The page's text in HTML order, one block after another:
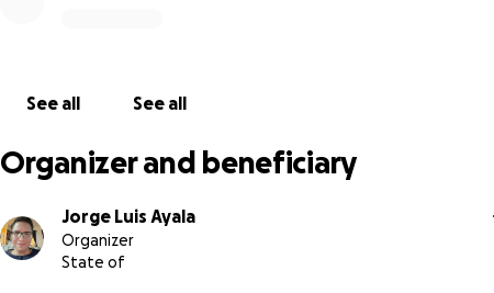
See all See all
Organizer and beneficiary
Jorge Luis Ayala
Organizer
State of